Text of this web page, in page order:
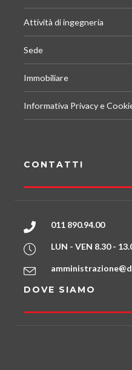
Attività di ingegneria
Sede
Immobiliare
Informativa Privacy e
CONTATTI
011 890.94.00
LUN - VEN 8.30 -
DOVE SIAMO